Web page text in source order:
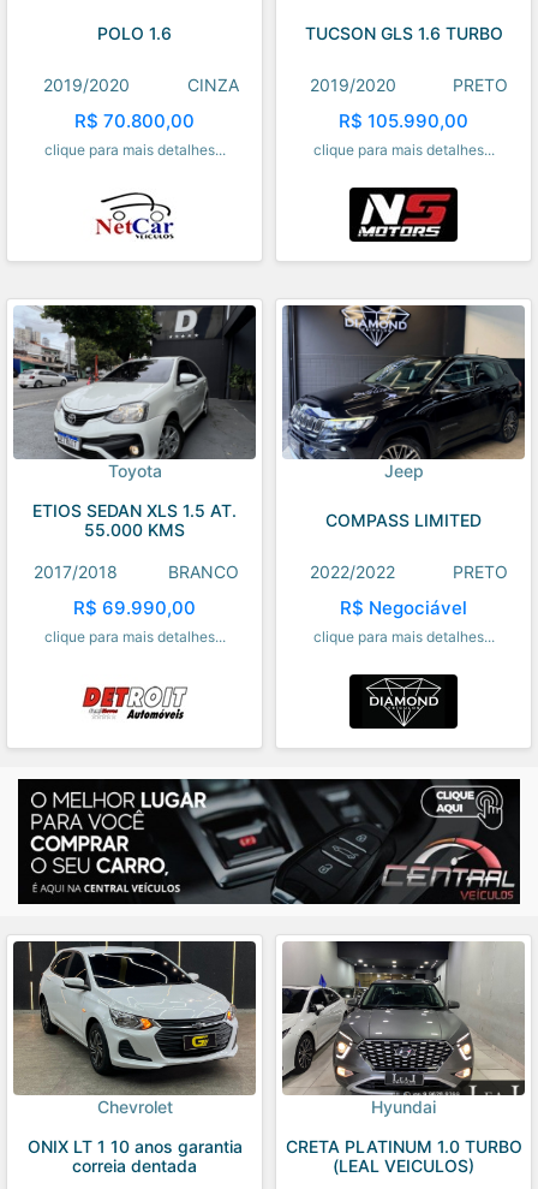
POLO 1.6
2019/2020 CINZA
R$ 70.800,00
clique para mais detalhes...
TUCSON GLS 1.6 TURBO
2019/2020 PRETO
R$ 105.990,00
clique para mais detalhes...
Toyota
ETIOS SEDAN XLS 1.5 AT.
55.000 KMS
2017/2018 BRANCO
R$ 69.990,00
clique para mais detalhes...
Jeep
COMPASS LIMITED
2022/2022 PRETO
R$ Negociável
clique para mais detalhes...
Chevrolet
ONIX LT 1 10 anos garantia
correia dentada
Hyundai
CRETA PLATINUM 1.0 TURBO
(LEAL VEICULOS)